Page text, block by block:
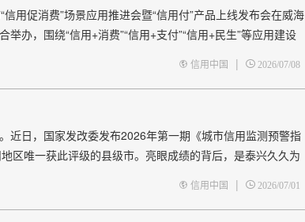
促消费”场景应用推进会暨“信用付”产品上线发布会在威海
办，围绕“信用+消费”“信用+支付”“信用+民生”等应用建设
信用中国 | 2026/07/08
近日，国家发改委发布2026年第一期《城市信用监测预警指
区唯一获此评级的县级市。亮眼成绩的背后，是泰兴久久为
实践。 厚植信用根基，锚定目标系统布局 泰兴获评城
信用中国 | 2026/07/01